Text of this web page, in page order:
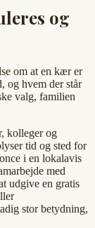
og
om at en kær er
og hvem der står
valg, familien
kolleger og
tid og sted for
i en lokalavis
med
udgive en gratis
stor betydning,